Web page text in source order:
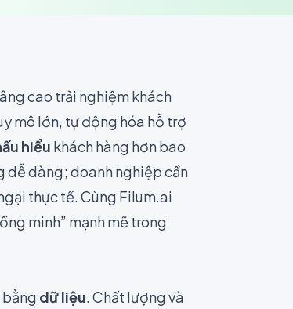
cao trải nghiệm khách
mô lớn, tự động hóa hỗ trợ
hiểu khách hàng hơn bao
dễ dàng; doanh nghiệp cần
thực tế. Cùng Filum.ai
minh” mạnh mẽ trong
bằng dữ liệu. Chất lượng và